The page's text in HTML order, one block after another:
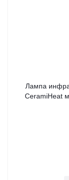
Лампа
CeramiHeat